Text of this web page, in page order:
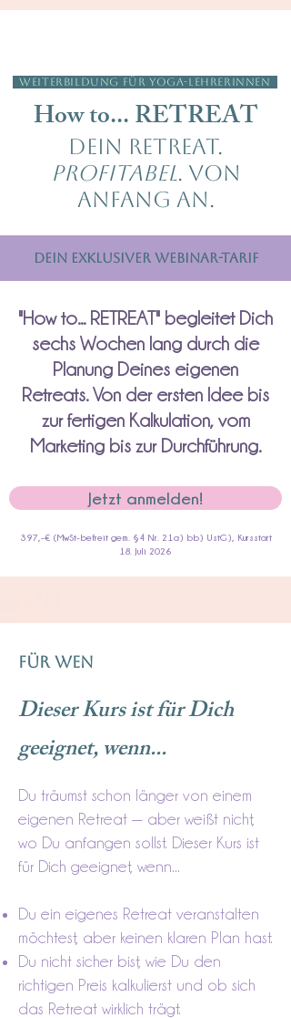
WEITERBILDUNG FÜR YOGA-LEHRERINNEN
How to... RETREAT
Dein Retreat.
Profitabel. Von
Anfang an.
"How to... RETREAT" begleitet Dich
sechs Wochen lang durch die
Planung Deines eigenen
Retreats. Von der ersten Idee bis
zur fertigen Kalkulation, vom
Marketing bis zur Durchführung.
Dein exklusiver Webinar-Tarif
Jetzt anmelden!
397,-€ (MwSt-befreit gem. §4 Nr. 21a) bb) UstG), Kursstart
18. Juli 2026
FÜR WEN
Dieser Kurs ist für Dich
geeignet, wenn...
Du träumst schon länger von einem
eigenen Retreat — aber weißt nicht,
wo Du anfangen sollst. Dieser Kurs ist
für Dich geeignet, wenn...​​
Du ein eigenes Retreat veranstalten
möchtest, aber keinen klaren Plan hast.
Du nicht sicher bist, wie Du den
richtigen Preis kalkulierst und ob sich
das Retreat wirklich trägt.